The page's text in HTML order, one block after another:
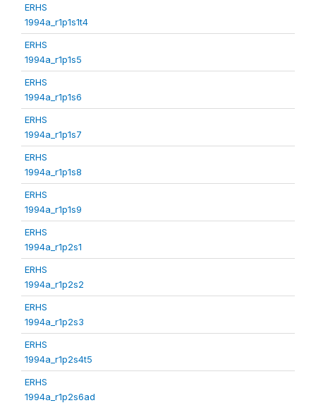
ERHS
1994a_r1p1s1t4
ERHS
1994a_r1p1s5
ERHS
1994a_r1p1s6
ERHS
1994a_r1p1s7
ERHS
1994a_r1p1s8
ERHS
1994a_r1p1s9
ERHS
1994a_r1p2s1
ERHS
1994a_r1p2s2
ERHS
1994a_r1p2s3
ERHS
1994a_r1p2s4t5
ERHS
1994a_r1p2s6ad